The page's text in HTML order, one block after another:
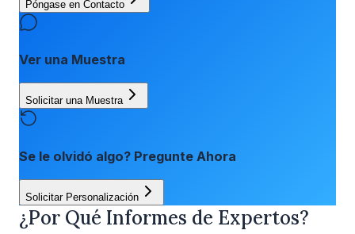
Póngase en Contacto
Ver una Muestra
Solicitar una Muestra
Se le olvidó algo? Pregunte Ahora
Solicitar Personalización
¿Por Qué Informes de Expertos?